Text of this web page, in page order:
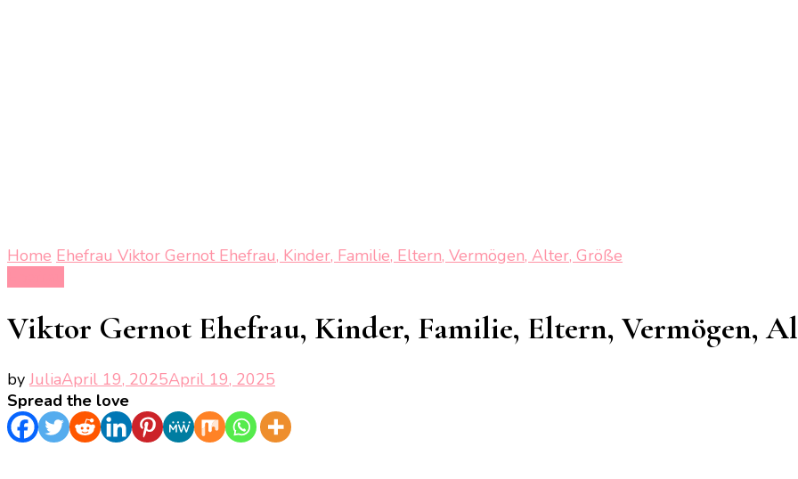
Home Ehefrau Viktor Gernot Ehefrau, Kinder, Familie, Eltern, Vermögen, Alter, Größe
Viktor Gernot Ehefrau, Kinder, Familie, Eltern, Vermögen,
byJuliaApril 19, 2025April 19, 2025
Spread the love